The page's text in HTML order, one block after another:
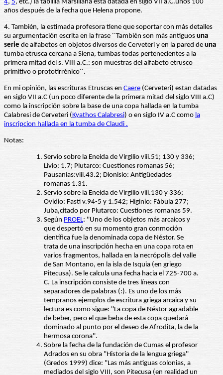
4, 5, etc.) la tablilla Marsiliana esta datada en siglo VII a.C.unos 100
años después de la fecha que Helena propone.
4. También, la estimada profesora tiene que soportar con más detalles
su argumentación escrita en la frase ´´También son más antiguos una
serie de alfabetos en objetos diversos de Cerveteri y en la pared de una
tumba etrusca cercana a Siena, tumbas todas pertenecientes a la
primera mitad del s. VIII a.C.: son muestras del alfabeto etrusco
primitivo o prototirrénico´´.
En mi opinión, las escrituras Etruscas en Caere (Cerveteri) estan datadas
en siglo VII a.C (un poco diferente de la primera mitad del siglo VIII a.C)
como la inscripción sobre la base de una copa hallada en la tumba
Calabresi de Cerveteri (Kyathos Calabresi) o en siglo IV a.C como la
inscripcion hallada en la tumba de Claudi .
Notas:
Servio sobre la Eneida de Virgilio viii.51; 130 y 336;
Livio: 1.7; Plutarco: Cuestiones romanas 56;
Pausanias:viii.43.2; Dionisio: Antigüedades
romanas 1.31.
Servio sobre la Eneida de Virgilio viii.130 y 336;
Ovidio: Fasti v.94-5 y 1.542; Higinio: Fábula 277;
Juba,citado por Plutarco: Cuestiones romanas 59.
Según PROEL: ''Uno de los objetos más arcaicos y
que despertó en su momento gran conmoción
científica fue la denominada copa de Néstor. Se
trata de una inscripción hecha en una copa rota en
varios fragmentos, hallada en la necrópolis del valle
de San Montano, en la isla de Isquia (en griego
Pitecusa). Se le calcula una fecha hacia el 725-700 a.
C. La inscripción consiste de tres líneas con
separadores de palabras (:). Es uno de los más
tempranos ejemplos de escritura griega arcaica y su
lectura es como sigue: ''La copa de Néstor agradable
de beber, pero el que beba de esta copa quedará
dominado al punto por el deseo de Afrodita, la de la
hermosa corona''.
Sobre la fecha de la fundación de Cumas el profesor
Adrados en su obra ''Historia de la lengua griega''
(Gredos 1999) dice: ''Las más antiguas colonias, a
mediados del siglo VIII, son Pitecusa (en realidad un